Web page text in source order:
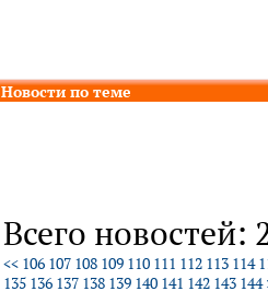
Новости по теме
Всего новостей:
<< 106 107 108 109 110 111 112 113 114
135 136 137 138 139 140 141 142 143 144